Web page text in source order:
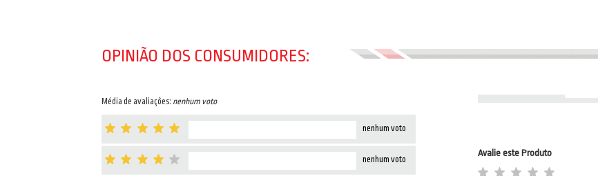
OPINIÃO DOS CONSUMIDORES:
Média de avaliações: nenhum voto
nenhum voto
nenhum voto
Avalie este Produto